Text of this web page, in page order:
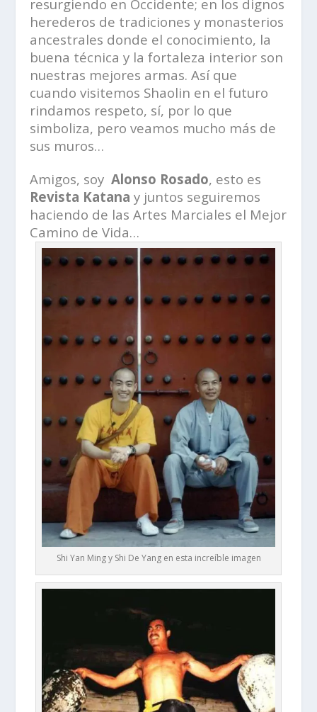
resurgiendo en Occidente; en los dignos
herederos de tradiciones y monasterios
ancestrales donde el conocimiento, la
buena técnica y la fortaleza interior son
nuestras mejores armas. Así que
cuando visitemos Shaolin en el futuro
rindamos respeto, sí, por lo que
simboliza, pero veamos mucho más de
sus muros…
Amigos, soy Alonso Rosado, esto es
Revista Katana y juntos seguiremos
haciendo de las Artes Marciales el Mejor
Camino de Vida…
Shi Yan Ming y Shi De Yang en esta increíble imagen